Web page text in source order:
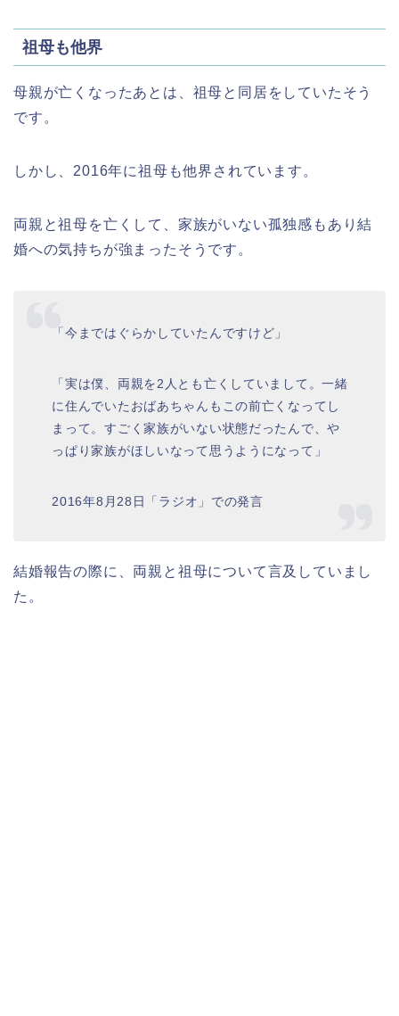
祖母も他界
母親が亡くなったあとは、祖母と同居をしていたそう
です。
しかし、2016年に祖母も他界されています。
両親と祖母を亡くして、家族がいない孤独感もあり結
婚への気持ちが強まったそうです。
「今まではぐらかしていたんですけど」
「実は僕、両親を2人とも亡くしていまして。一緒
に住んでいたおばあちゃんもこの前亡くなってし
まって。すごく家族がいない状態だったんで、や
っぱり家族がほしいなって思うようになって」
2016年8月28日「ラジオ」での発言
結婚報告の際に、両親と祖母について言及していまし
た。